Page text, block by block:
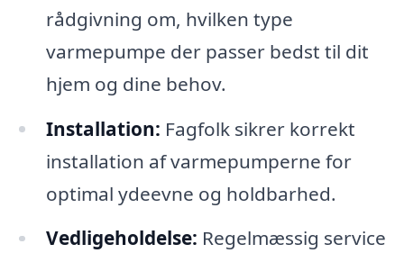
rådgivning om, hvilken type
varmepumpe der passer bedst til dit
hjem og dine behov.
Installation: Fagfolk sikrer korrekt
installation af varmepumperne for
optimal ydeevne og holdbarhed.
Vedligeholdelse: Regelmæssig service